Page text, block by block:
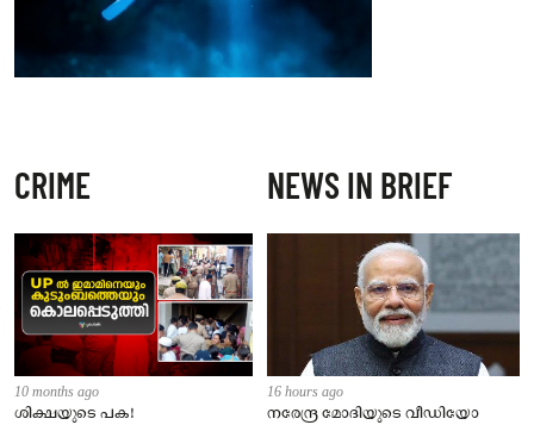
CRIME
10 months ago
ശിക്ഷയുടെ പക!
NEWS IN BRIEF
16 hours ago
നരേന്ദ്ര മോദിയുടെ വീഡിയോ